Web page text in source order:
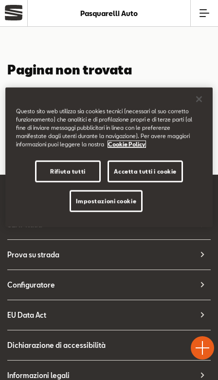
Modelli
Service
Business
SEAT Usato Certificato
Configuratore
Pasquarelli Auto
Pagina non trovata
Puoi continuare a esplorare il sito usando il menù di navigazione
qui sopra.
Prova su strada
Configuratore
EU Data Act
Dichiarazione di accessibilità
Informazioni legali
Test
Drive
Chiama
Questo sito web utilizza sia cookies tecnici (necessari al suo corretto
funzionamento) che analitici e di profilazione propri e di terze parti (al
fine di inviare messaggi pubblicitari in linea con le preferenze
manifestate dagli utenti durante la navigazione). Per avere maggiori
informazioni puoi leggere la nostra
Cookie Policy
Rifiuta tutti Accetta tutti i cookie
Impostazioni cookie